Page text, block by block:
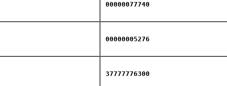
00000077740
00000005276
37777776300